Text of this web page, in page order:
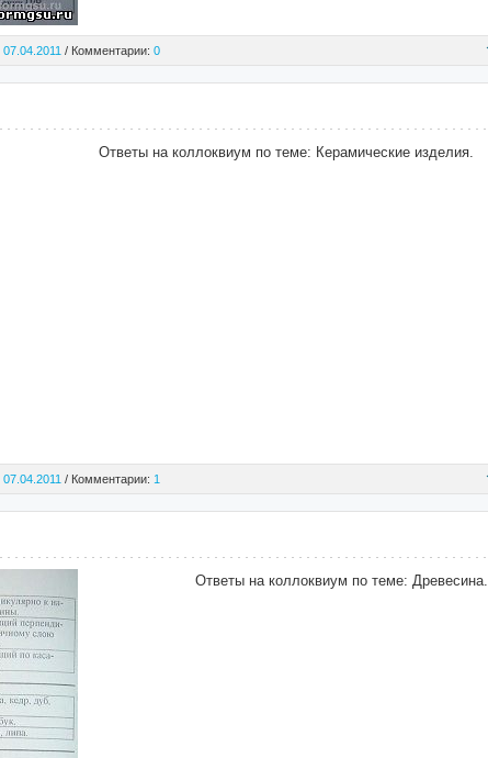
07.04.2011 / Комментарии: 0
Ответы на коллоквиум по теме: Керамические изделия.
07.04.2011 / Комментарии: 1
Ответы на коллоквиум по теме: Древесина.